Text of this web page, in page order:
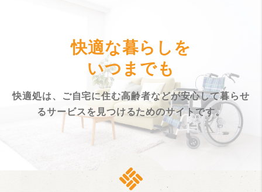
快適な暮らしを
いつまでも
快適処は、ご自宅に住む高齢者などが安心して暮らせ
るサービスを見つけるためのサイトです。